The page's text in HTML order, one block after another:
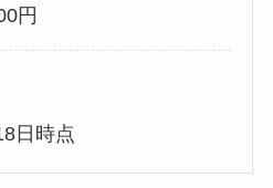
円
日時点